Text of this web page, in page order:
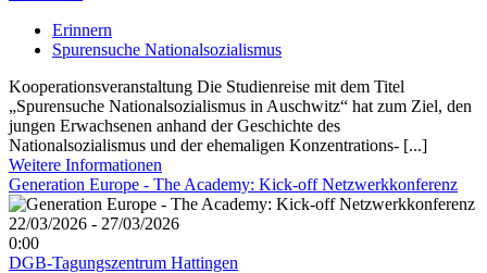
Erinnern
Spurensuche Nationalsozialismus
Kooperationsveranstaltung Die Studienreise mit dem Titel
„Spurensuche Nationalsozialismus in Auschwitz“ hat zum Ziel, den
jungen Erwachsenen anhand der Geschichte des
Nationalsozialismus und der ehemaligen Konzentrations- [...]
Weitere Informationen
Generation Europe - The Academy: Kick-off Netzwerkkonferenz
22/03/2026 - 27/03/2026
0:00
DGB-Tagungszentrum Hattingen